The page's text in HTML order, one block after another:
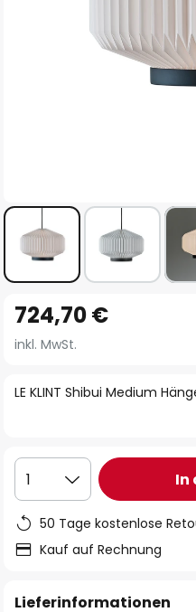
Anfang
der
springen
LE KLINT Shibui Medium
724,70 €
inkl. MwSt.
1 In
50 Tage kostenlose
Kauf auf Rechnung
Lieferinformationen